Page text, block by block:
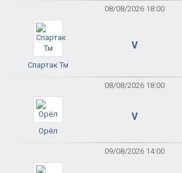
08/08/2026 18:00
Спартак Тм
V
08/08/2026 18:00
Орёл
V
09/08/2026 14:00